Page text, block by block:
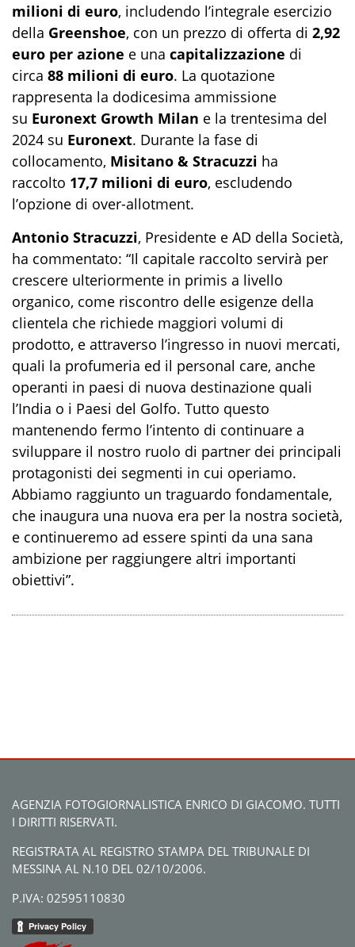
milioni di euro, includendo l’integrale esercizio
della Greenshoe, con un prezzo di offerta di 2,92
euro per azione e una capitalizzazione di
circa 88 milioni di euro. La quotazione
rappresenta la dodicesima ammissione
su Euronext Growth Milan e la trentesima del
2024 su Euronext. Durante la fase di
collocamento, Misitano & Stracuzzi ha
raccolto 17,7 milioni di euro, escludendo
l’opzione di over-allotment.
Antonio Stracuzzi, Presidente e AD della Società,
ha commentato: “Il capitale raccolto servirà per
crescere ulteriormente in primis a livello
organico, come riscontro delle esigenze della
clientela che richiede maggiori volumi di
prodotto, e attraverso l’ingresso in nuovi mercati,
quali la profumeria ed il personal care, anche
operanti in paesi di nuova destinazione quali
l’India o i Paesi del Golfo. Tutto questo
mantenendo fermo l’intento di continuare a
sviluppare il nostro ruolo di partner dei principali
protagonisti dei segmenti in cui operiamo.
Abbiamo raggiunto un traguardo fondamentale,
che inaugura una nuova era per la nostra società,
e continueremo ad essere spinti da una sana
ambizione per raggiungere altri importanti
obiettivi”.
AGENZIA FOTOGIORNALISTICA ENRICO DI GIACOMO. TUTTI
I DIRITTI RISERVATI.
REGISTRATA AL REGISTRO STAMPA DEL TRIBUNALE DI
MESSINA AL N.10 DEL 02/10/2006.
P.IVA: 02595110830